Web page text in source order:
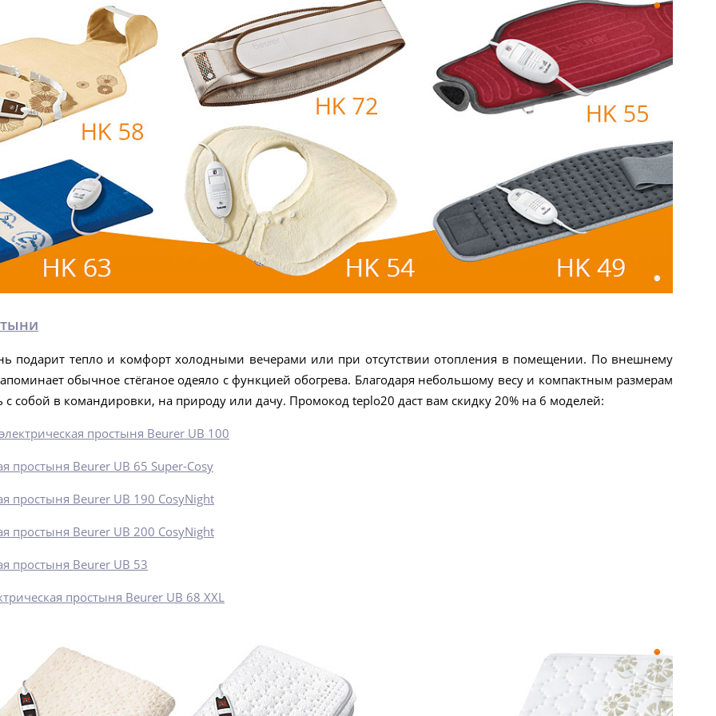
подарит тепло и комфорт холодными вечерами или при отсутствии отопления в помещении. По внешнему
обычное стёганое одеяло с функцией обогрева. Благодаря небольшому весу и компактным размерам
с собой в командировки, на природу или дачу. Промокод teplo20 даст вам скидку 20% на 6 моделей:
простыня Beurer UB 100
простыня Beurer UB 65 Super-Cosy
простыня Beurer UB 190 CosyNight
простыня Beurer UB 200 CosyNight
простыня Beurer UB 53
простыня Beurer UB 68 XXL